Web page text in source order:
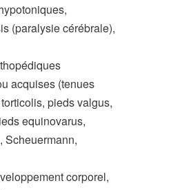
(paralysie cérébrale),
acquises (tenues
pieds valgus,
equinovarus,
Scheuermann,
corporel,